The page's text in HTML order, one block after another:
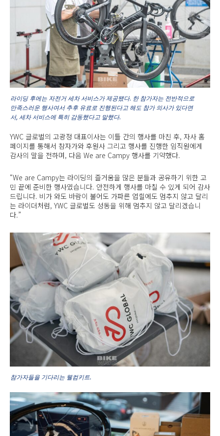
라이딩 후에는 자전거 세차 서비스가 제공됐다. 한 참가자는 전반적으로
만족스러운 행사여서 추후 유료로 진행된다고 해도 참가 의사가 있다면
서, 세차 서비스에 특히 감동했다고 말했다.
YWC 글로벌의 고광정 대표이사는 이틀 간의 행사를 마친 후, 자사 홈
페이지를 통해서 참자가와 후원사 그리고 행사를 진행한 임직원에게
감사의 말을 전하며, 다음 We are Campy 행사를 기약했다.
“We are Campy는 라이딩의 즐거움을 많은 분들과 공유하기 위한 고
민 끝에 준비한 행사였습니다. 안전하게 행사를 마칠 수 있게 되어 감사
드립니다. 비가 와도 바람이 불어도 가파른 업힐에도 멈추지 않고 달리
는 라이더처럼, YWC 글로벌도 성동을 위해 멈추지 않고 달리겠습니
다.”
참가자들을 기다리는 웰컴키트.